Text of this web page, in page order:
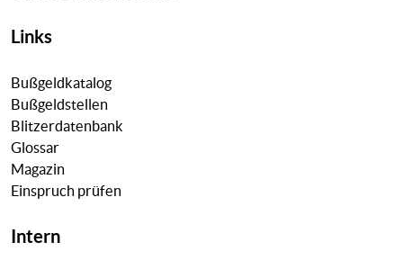
Links
Bußgeldkatalog
Bußgeldstellen
Blitzerdatenbank
Glossar
Magazin
Einspruch prüfen
Intern